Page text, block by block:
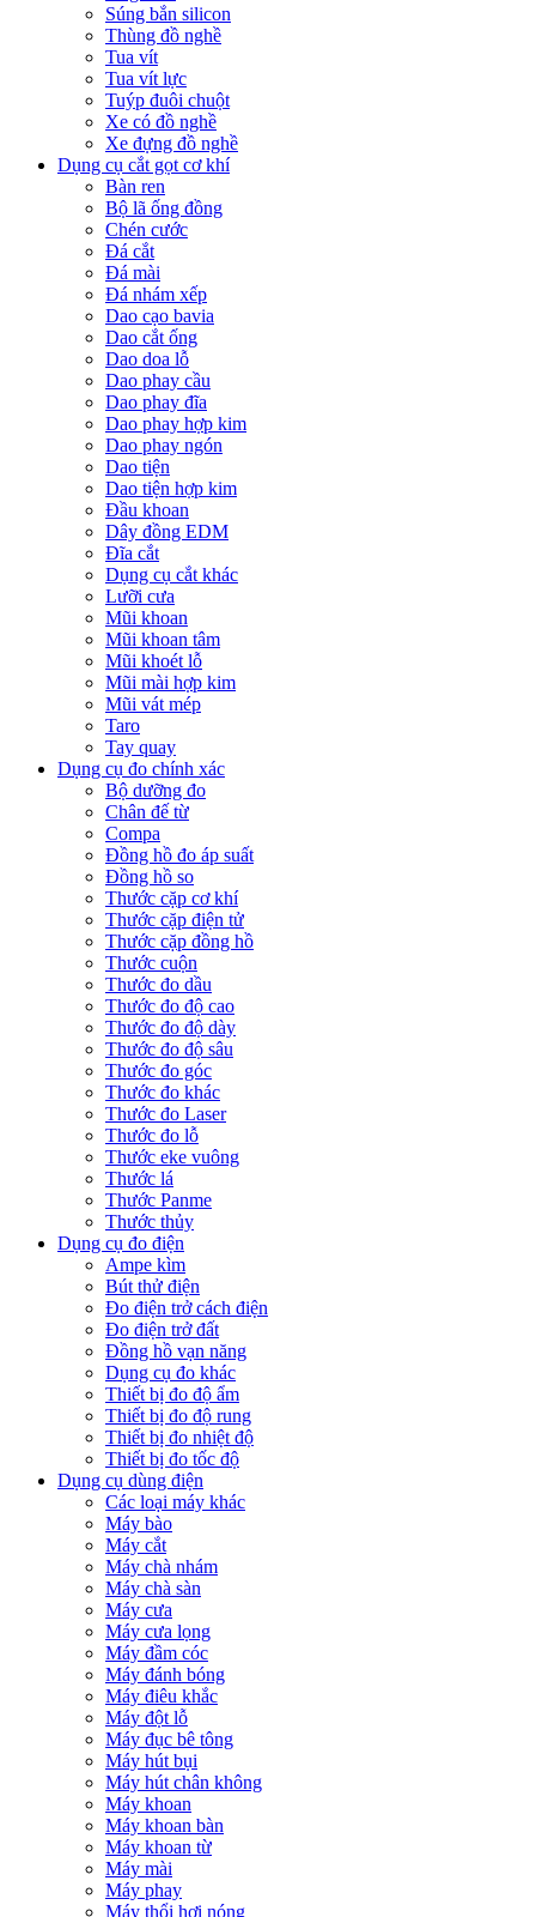
Súng bắn silicon
Thùng đồ nghề
Tua vít
Tua vít lực
Tuýp đuôi chuột
Xe có đồ nghề
Xe đựng đồ nghề
Dụng cụ cắt gọt cơ khí
Bàn ren
Bộ lã ống đồng
Chén cước
Đá cắt
Đá mài
Đá nhám xếp
Dao cạo bavia
Dao cắt ống
Dao doa lỗ
Dao phay cầu
Dao phay đĩa
Dao phay hợp kim
Dao phay ngón
Dao tiện
Dao tiện hợp kim
Đầu khoan
Dây đồng EDM
Đĩa cắt
Dụng cụ cắt khác
Lưỡi cưa
Mũi khoan
Mũi khoan tâm
Mũi khoét lỗ
Mũi mài hợp kim
Mũi vát mép
Taro
Tay quay
Dụng cụ đo chính xác
Bộ dưỡng đo
Chân đế từ
Compa
Đồng hồ đo áp suất
Đồng hồ so
Thước cặp cơ khí
Thước cặp điện tử
Thước cặp đồng hồ
Thước cuộn
Thước đo dầu
Thước đo độ cao
Thước đo độ dày
Thước đo độ sâu
Thước đo góc
Thước đo khác
Thước đo Laser
Thước đo lỗ
Thước eke vuông
Thước lá
Thước Panme
Thước thủy
Dụng cụ đo điện
Ampe kìm
Bút thử điện
Đo điện trở cách điện
Đo điện trở đất
Đồng hồ vạn năng
Dụng cụ đo khác
Thiết bị đo độ ẩm
Thiết bị đo độ rung
Thiết bị đo nhiệt độ
Thiết bị đo tốc độ
Dụng cụ dùng điện
Các loại máy khác
Máy bào
Máy cắt
Máy chà nhám
Máy chà sàn
Máy cưa
Máy cưa lọng
Máy đầm cóc
Máy đánh bóng
Máy điêu khắc
Máy đột lỗ
Máy đục bê tông
Máy hút bụi
Máy hút chân không
Máy khoan
Máy khoan bàn
Máy khoan từ
Máy mài
Máy phay
Máy thổi hơi nóng